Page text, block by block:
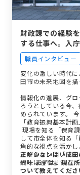
財政課での経験
する仕事へ。入
アル。
職員インタビュー
変化の激しい時代
田市の未来地図を
情報化の進展、グ
ろうとしている今
められています。
「教育振興基本計
現場を知る「保育
して市全体を知る
角的な視点を活か
正解のない問いに
醐味に迫ります。
ミッションは「成
── まずは、現在所
ついて教えてくださ